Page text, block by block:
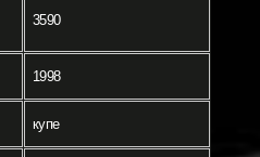
3590
1998
купе